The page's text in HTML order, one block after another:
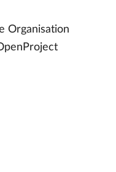
Organisation